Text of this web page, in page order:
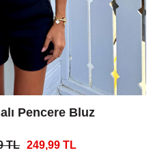
Pencere Bluz
TL 249,99 TL